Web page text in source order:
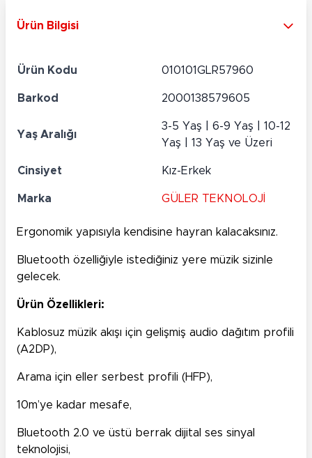
Ürün Bilgisi
Ürün Kodu 010101GLR57960
Barkod 2000138579605
Yaş Aralığı
3-5 Yaş | 6-9 Yaş | 10-12
Yaş | 13 Yaş ve Üzeri
Cinsiyet Kız-Erkek
Marka GÜLER TEKNOLOJİ
Ergonomik yapısıyla kendisine hayran kalacaksınız.
Bluetooth özelliğiyle istediğiniz yere müzik sizinle
gelecek.
Ürün Özellikleri:
Kablosuz müzik akışı için gelişmiş audio dağıtım profili
(A2DP),
Arama için eller serbest profili (HFP),
10m’ye kadar mesafe,
Bluetooth 2.0 ve üstü berrak dijital ses sinyal
teknolojisi,